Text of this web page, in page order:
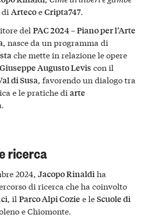
di ArtecoeCripta747.
del PAC 2024 – Piano per l’Arte
, nasce da un programma di
che mette in relazione le opere
Giuseppe Augusto Levis con il
di Susa, favorendo un dialogo tra
e le pratiche di arte
.
ricerca
2024, Jacopo Rinaldiha
di ricerca che ha coinvolto
, il Parco Alpi Cozie e leScuole di
e Chiomonte.